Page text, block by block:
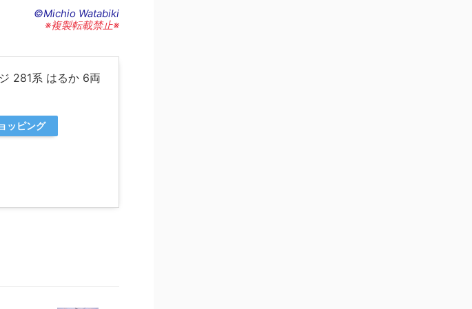
©Michio Watabiki
※複製転載禁止※
281系 はるか 6両
ッピング